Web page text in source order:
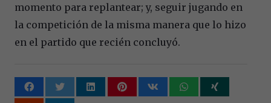
momento para replantear; y, seguir jugando en
la competición de la misma manera que lo hizo
en el partido que recién concluyó.